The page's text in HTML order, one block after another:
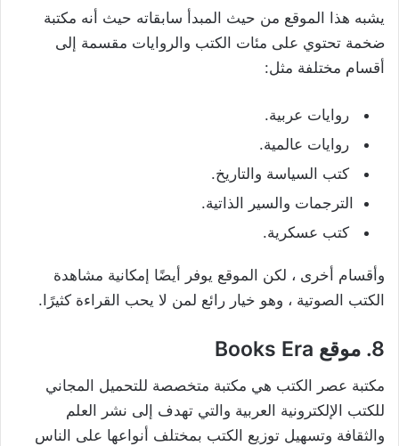
يشبه هذا الموقع من حيث المبدأ سابقاته حيث أنه مكتبة
ضخمة تحتوي على مئات الكتب والروايات مقسمة إلى
أقسام مختلفة مثل:
روايات عربية.
روايات عالمية.
كتب السياسة والتاريخ.
الترجمات والسير الذاتية.
كتب عسكرية.
وأقسام أخرى ، لكن الموقع يوفر أيضًا إمكانية مشاهدة
الكتب الصوتية ، وهو خيار رائع لمن لا يحب القراءة كثيرًا.
8. موقع Books Era
مكتبة عصر الكتب هي مكتبة متخصصة للتحميل المجاني
للكتب الإلكترونية العربية والتي تهدف إلى نشر العلم
والثقافة وتسهيل توزيع الكتب بمختلف أنواعها على الناس